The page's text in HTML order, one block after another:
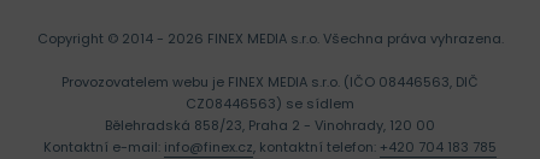
Copyright © 2014 - 2026 FINEX MEDIA s.r.o.Všechna práva vyhrazena.
Provozovatelem webu je FINEX MEDIA s.r.o. (IČO 08446563, DIČ
CZ08446563) se sídlem
Bělehradská 858/23, Praha 2 - Vinohrady, 120 00
Kontaktní e-mail: info@finex.cz, kontaktní telefon: +420 704 183 785